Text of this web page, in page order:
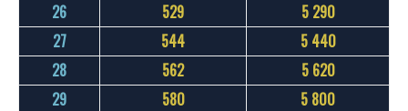
26
529
5 290
27
544
5 440
28
562
5 620
29
580
5 800